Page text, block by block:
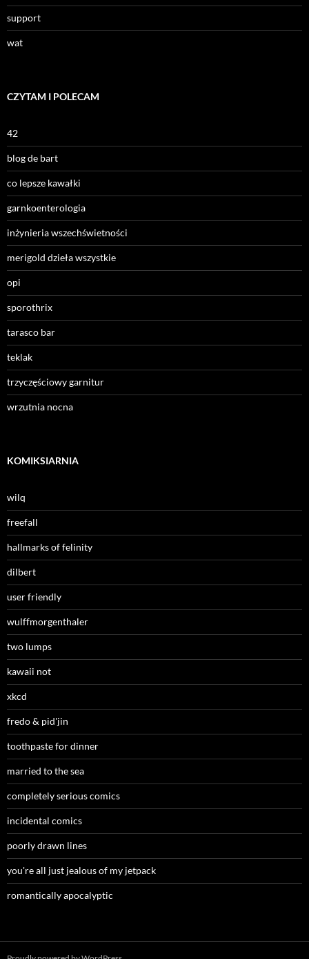
support
wat
CZYTAM I POLECAM
42
blog de bart
co lepsze kawałki
garnkoenterologia
inżynieria wszechświetności
merigold dzieła wszystkie
opi
sporothrix
tarasco bar
teklak
trzyczęściowy garnitur
wrzutnia nocna
KOMIKSIARNIA
wilq
freefall
hallmarks of felinity
dilbert
user friendly
wulffmorgenthaler
two lumps
kawaii not
xkcd
fredo & pid'jin
toothpaste for dinner
married to the sea
completely serious comics
incidental comics
poorly drawn lines
you're all just jealous of my jetpack
romantically apocalyptic